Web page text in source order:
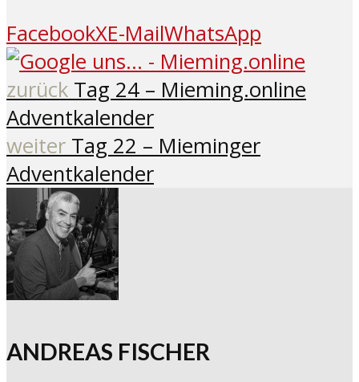
FacebookXE-MailWhatsApp
zurück Tag 24 – Mieming.online
Adventkalender
weiter Tag 22 – Mieminger
Adventkalender
ANDREAS FISCHER